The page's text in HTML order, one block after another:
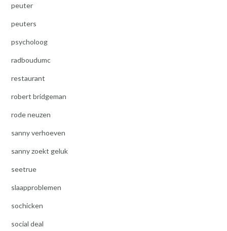
peuter
peuters
psycholoog
radboudumc
restaurant
robert bridgeman
rode neuzen
sanny verhoeven
sanny zoekt geluk
seetrue
slaapproblemen
sochicken
social deal